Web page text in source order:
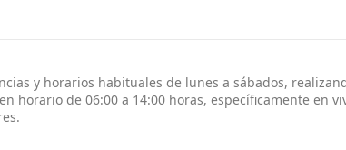
y horarios habituales de lunes a sábados,
en horario de 06:00 a 14:00 horas, específicamente en